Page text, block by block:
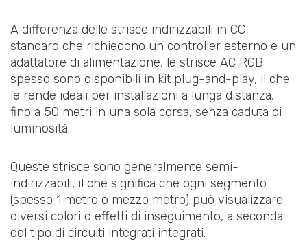
A differenza delle strisce indirizzabili in CC
standard che richiedono un controller esterno e un
adattatore di alimentazione, le strisce AC RGB
spesso sono disponibili in kit plug-and-play, il che
le rende ideali per installazioni a lunga distanza,
fino a 50 metri in una sola corsa, senza caduta di
luminosità.
Queste strisce sono generalmente semi-
indirizzabili, il che significa che ogni segmento
(spesso 1 metro o mezzo metro) può visualizzare
diversi colori o effetti di inseguimento, a seconda
del tipo di circuiti integrati integrati.